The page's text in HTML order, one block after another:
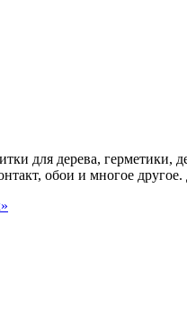
для дерева,
обои и многое